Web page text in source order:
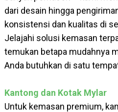
dari desain hingga
konsistensi dan kualitas di
Jelajahi solusi kemasan
temukan betapa mudahnya
Anda butuhkan di satu
Kantong dan Kotak Mylar
Untuk kemasan premium,